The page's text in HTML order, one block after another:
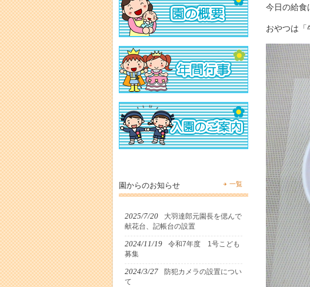
今日の給食
おやつは「
園からのお知らせ 一覧
2025/7/20
大羽達郎元園長を偲んで
献花台、記帳台の設置
2024/11/19
令和7年度 1号こども
募集
2024/3/27
防犯カメラの設置につい
て